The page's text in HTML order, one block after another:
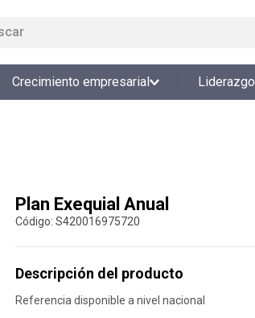
Crecimiento empresarial Liderazgo
Plan Exequial Anual
: S420016975720
Descripción del producto
Referencia disponible a nivel nacional